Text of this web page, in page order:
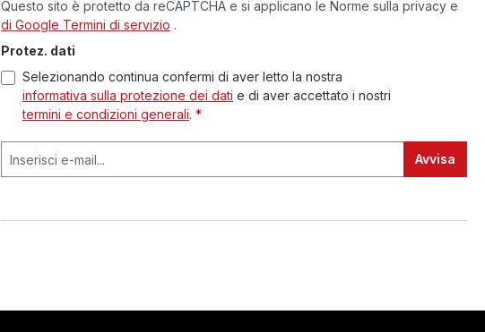
Questo sito è protetto da reCAPTCHA e si applicano le Norme sulla privacy e
di Google Termini di servizio .
Protez. dati
Selezionando continua confermi di aver letto la nostra
informativa sulla protezione dei dati e di aver accettato i nostri
termini e condizioni generali. *
Avvisa